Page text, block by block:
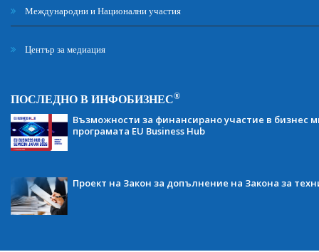
Международни и Национални участия
Център за медиация
ПОСЛЕДНО В ИНФОБИЗНЕС®
Възможности за финансирано участие в бизнес
програмата EU Business Hub
Проект на Закон за допълнение на Закона за